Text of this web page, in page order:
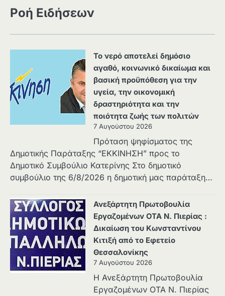
Ροή Ειδήσεων
Το νερό αποτελεί δημόσιο
αγαθό, κοινωνικό δικαίωμα και
βασική προϋπόθεση για την
υγεία, την οικονομική
δραστηριότητα και την
ποιότητα ζωής των πολιτών
7 Αυγούστου 2026
Πρόταση ψηφίσματος της
Δημοτικής Παράταξης “ΕΚΚΙΝΗΣΗ” προς το
Δημοτικό Συμβούλιο Κατερίνης Στο δημοτικό
συμβούλιο της 6/8/2026 η δημοτική μας παράταξη…
Ανεξάρτητη Πρωτοβουλία
Εργαζομένων ΟΤΑ Ν. Πιερίας :
Δικαίωση του Κωνσταντίνου
Κιτιξή από το Εφετείο
Θεσσαλονίκης
7 Αυγούστου 2026
Η Ανεξάρτητη Πρωτοβουλία
Εργαζομένων ΟΤΑ Ν. Πιερίας